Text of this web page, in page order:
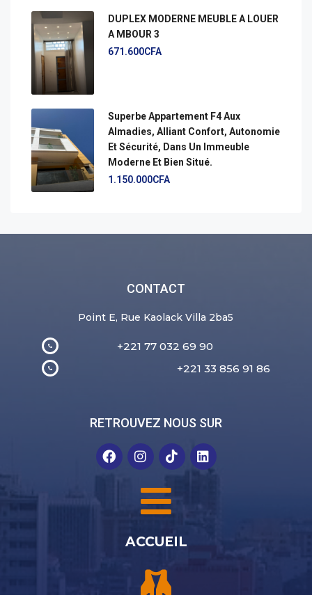
DUPLEX MODERNE MEUBLE A LOUER
A MBOUR 3
671.600CFA
Superbe Appartement F4 Aux
Almadies, Alliant Confort, Autonomie
Et Sécurité, Dans Un Immeuble
Moderne Et Bien Situé.
1.150.000CFA
CONTACT
Point E, Rue Kaolack Villa 2ba5
+221 77 032 69 90
+221 33 856 91 86
RETROUVEZ NOUS SUR
ACCUEIL